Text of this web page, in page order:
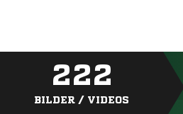
222
BILDER / VIDEOS